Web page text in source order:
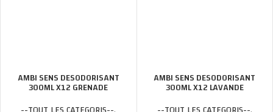
AMBI SENS DESODORISANT
300ML X12 GRENADE
AMBI SENS DESODORISANT
300ML X12 LAVANDE